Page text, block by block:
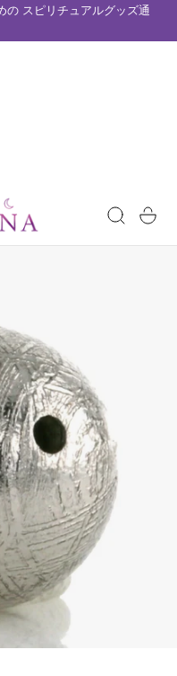
の スピリチュアルグッズ通
ー